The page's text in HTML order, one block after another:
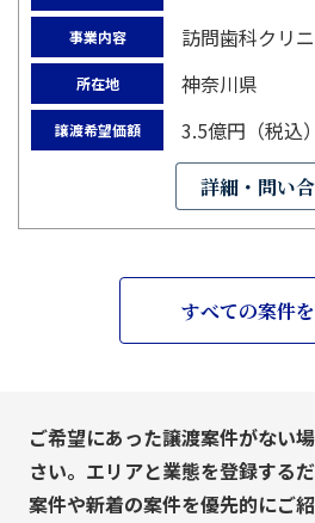
事業内容 訪問歯科クリ
所在地 神奈川県
譲渡希望価額 3.5億円（税込）
詳細・問い
すべての案件
ご希望にあった譲渡案件がない
さい。エリアと業態を登録する
案件や新着の案件を優先的にご紹